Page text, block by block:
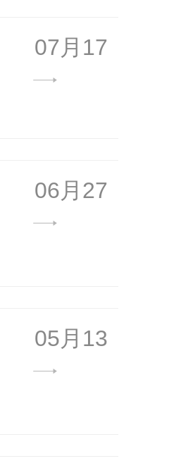
07月17
06月27
05月13